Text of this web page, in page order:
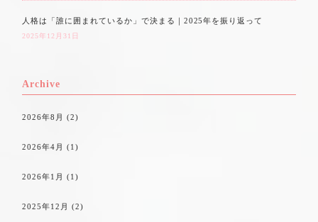
人格は「誰に囲まれているか」で決まる｜2025年を振り返って
2025年12月31日
Archive
2026年8月 (2)
2026年4月 (1)
2026年1月 (1)
2025年12月 (2)